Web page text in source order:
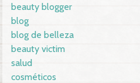
beauty blogger
blog
blog de belleza
beauty victim
salud
cosméticos